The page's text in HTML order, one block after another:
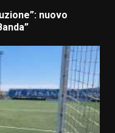
nuovo